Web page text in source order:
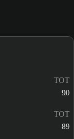
TOT
90
TOT
89